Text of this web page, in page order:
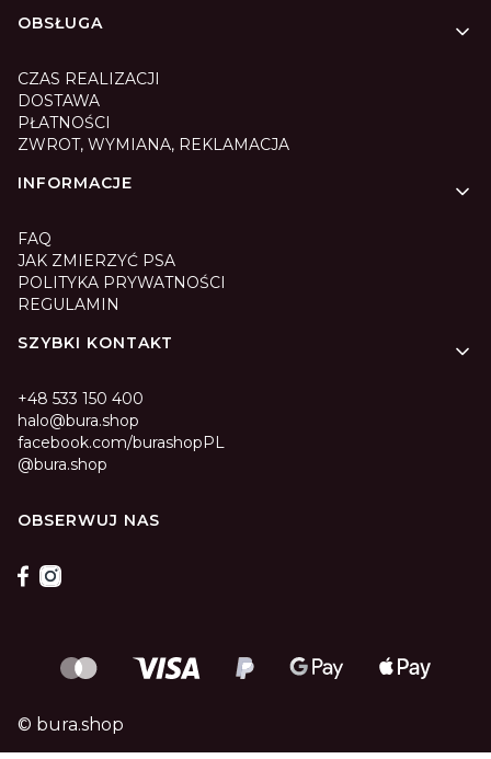
Linki w stopce
OBSŁUGA
CZAS REALIZACJI
DOSTAWA
PŁATNOŚCI
ZWROT, WYMIANA, REKLAMACJA
INFORMACJE
FAQ
JAK ZMIERZYĆ PSA
POLITYKA PRYWATNOŚCI
REGULAMIN
SZYBKI KONTAKT
+48 533 150 400
halo@bura.shop
facebook.com/burashopPL
@bura.shop
OBSERWUJ NAS
© bura.shop